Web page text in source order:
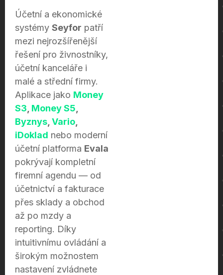
Účetní a ekonomické
systémy Seyfor patří
mezi nejrozšířenější
řešení pro živnostníky,
účetní kanceláře i
malé a střední firmy.
Aplikace jako Money
S3 Money S5
Byznys Vario
iDoklad nebo moderní
účetní platforma Evala
pokrývají kompletní
firemní agendu — od
účetnictví a fakturace
přes sklady a obchod
až po mzdy a
reporting. Díky
intuitivnímu ovládání a
širokým možnostem
nastavení zvládnete